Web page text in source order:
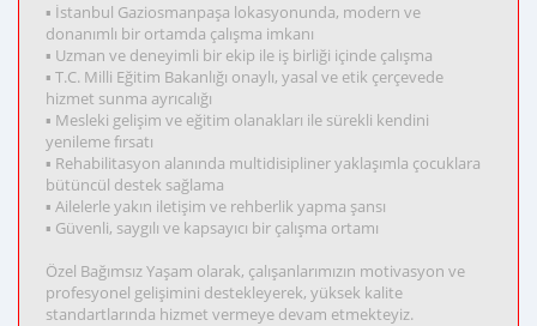
▪ İstanbul Gaziosmanpaşa lokasyonunda, modern ve
donanımlı bir ortamda çalışma imkanı
▪ Uzman ve deneyimli bir ekip ile iş birliği içinde çalışma
▪ T.C. Milli Eğitim Bakanlığı onaylı, yasal ve etik çerçevede
hizmet sunma ayrıcalığı
▪ Mesleki gelişim ve eğitim olanakları ile sürekli kendini
yenileme fırsatı
▪ Rehabilitasyon alanında multidisipliner yaklaşımla çocuklara
bütüncül destek sağlama
▪ Ailelerle yakın iletişim ve rehberlik yapma şansı
▪ Güvenli, saygılı ve kapsayıcı bir çalışma ortamı
Özel Bağımsız Yaşam olarak, çalışanlarımızın motivasyon ve
profesyonel gelişimini destekleyerek, yüksek kalite
standartlarında hizmet vermeye devam etmekteyiz.